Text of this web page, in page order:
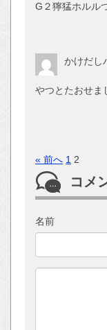
G２獰猛ホルル
かけだし
やつとたおせま
« 前へ 1 2
コメ
名前